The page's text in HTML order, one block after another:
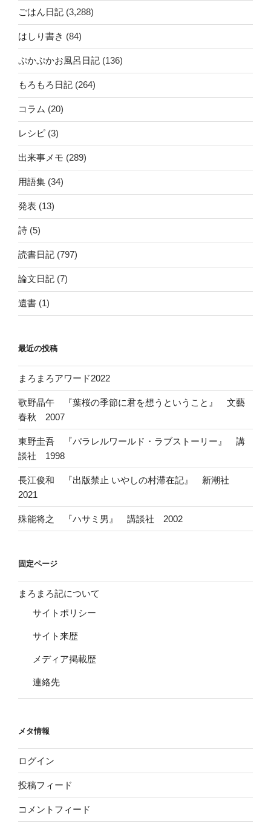
ごはん日記 (3,288)
はしり書き (84)
ぷかぷかお風呂日記 (136)
もろもろ日記 (264)
コラム (20)
レシピ (3)
出来事メモ (289)
用語集 (34)
発表 (13)
詩 (5)
読書日記 (797)
論文日記 (7)
遺書 (1)
最近の投稿
まろまろアワード2022
歌野晶午 『葉桜の季節に君を想うということ』 文藝
春秋 2007
東野圭吾 『パラレルワールド・ラブストーリー』 講
談社 1998
長江俊和 『出版禁止 いやしの村滞在記』 新潮社
2021
殊能将之 『ハサミ男』 講談社 2002
固定ページ
まろまろ記について
サイトポリシー
サイト来歴
メディア掲載歴
連絡先
メタ情報
ログイン
投稿フィード
コメントフィード